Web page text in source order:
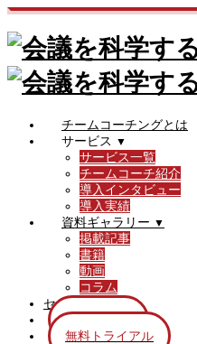
チームコーチングとは
サービス ▼
サービス一覧
チームコーチ紹介
導入インタビュー
導入実績
資料ギャラリー ▼
掲載記事
書籍
動画
コラム
セミナー情報
資料請求
無料トライアル